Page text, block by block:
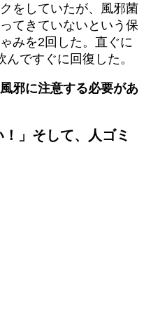
をしていたが、風邪菌
てきていないという保
みを2回した。直ぐに
ですぐに回復した。
邪に注意する必要があ
」そして、人ゴミ